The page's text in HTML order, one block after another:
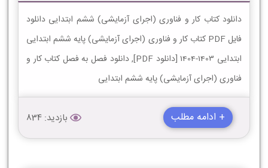
دانلود کتاب کار و فناوری (اجرای آزمایشی) ششم ابتدایی دانلود
فایل PDF کتاب کار و فناوری (اجرای آزمایشی) پایه ششم ابتدایی
ابتدایی 1403-1404 [دانلود PDF], دانلود فصل به فصل کتاب کار و
فناوری (اجرای آزمایشی) پایه ششم ابتدایی
+ ادامه مطلب بازدید: 834